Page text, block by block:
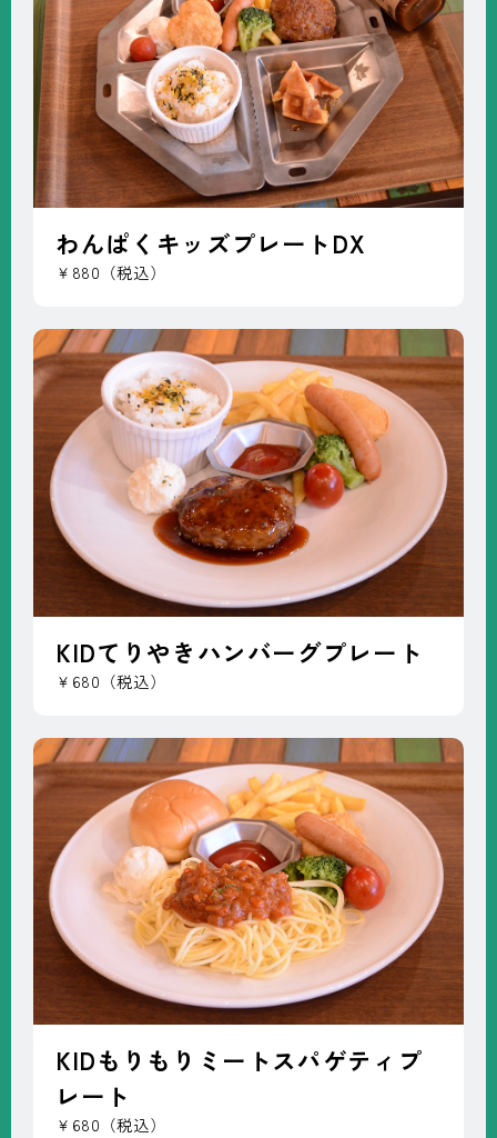
わんぱくキッズプレートDX
￥880（税込）
KIDてりやきハンバーグプレート
￥680（税込）
KIDもりもりミートスパゲティプ
レート
￥680（税込）